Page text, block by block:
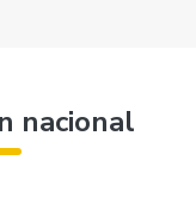
nacional